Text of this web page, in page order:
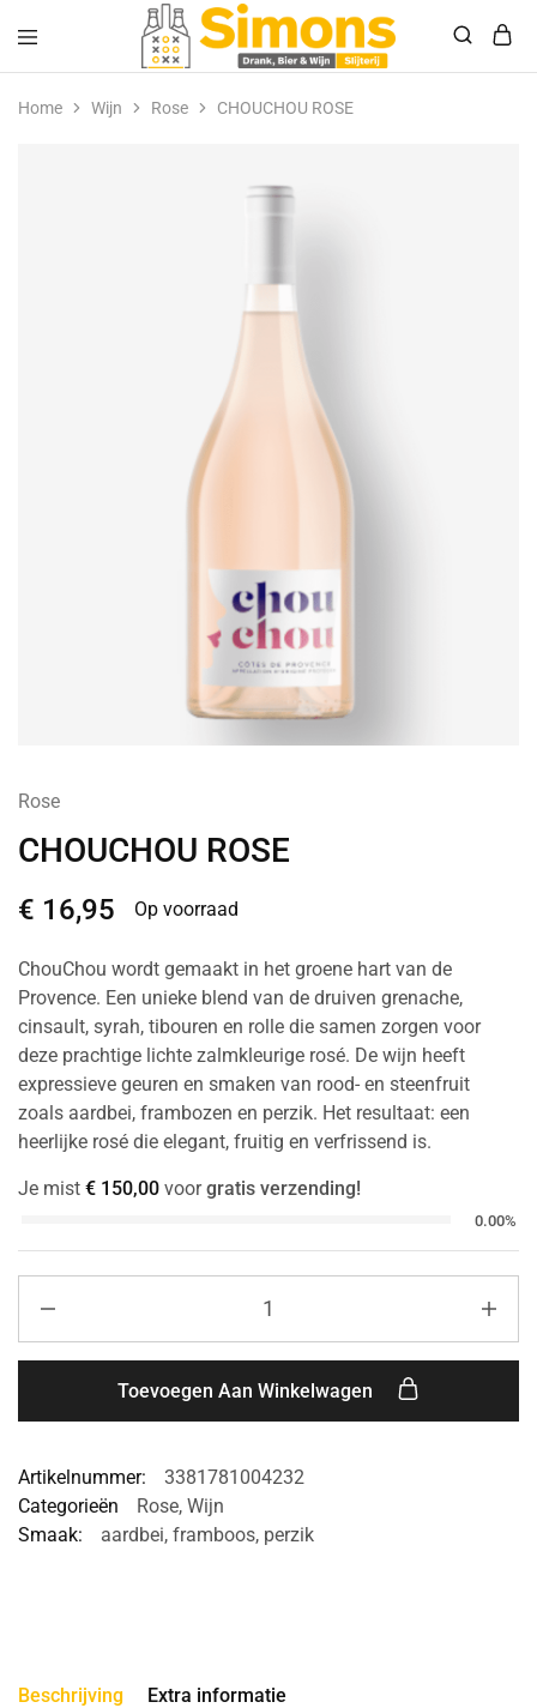
Simonsdrank.nl
Drank,
Bier
&
Home Wijn Rose CHOUCHOU ROSE
Rose
CHOUCHOU ROSE
€ 16,95 Op voorraad
ChouChou wordt gemaakt in het groene hart van de
Provence. Een unieke blend van de druiven grenache,
cinsault, syrah, tibouren en rolle die samen zorgen voor
deze prachtige lichte zalmkleurige rosé. De wijn heeft
expressieve geuren en smaken van rood- en steenfruit
zoals aardbei, frambozen en perzik. Het resultaat: een
heerlijke rosé die elegant, fruitig en verfrissend is.
Je mist € 150,00 voorgratis verzending!
0.00%
Toevoegen Aan Winkelwagen
Artikelnummer:
3381781004232
Categorieën
Rose, Wijn
Smaak:
aardbei, framboos, perzik
Beschrijving Extra informatie